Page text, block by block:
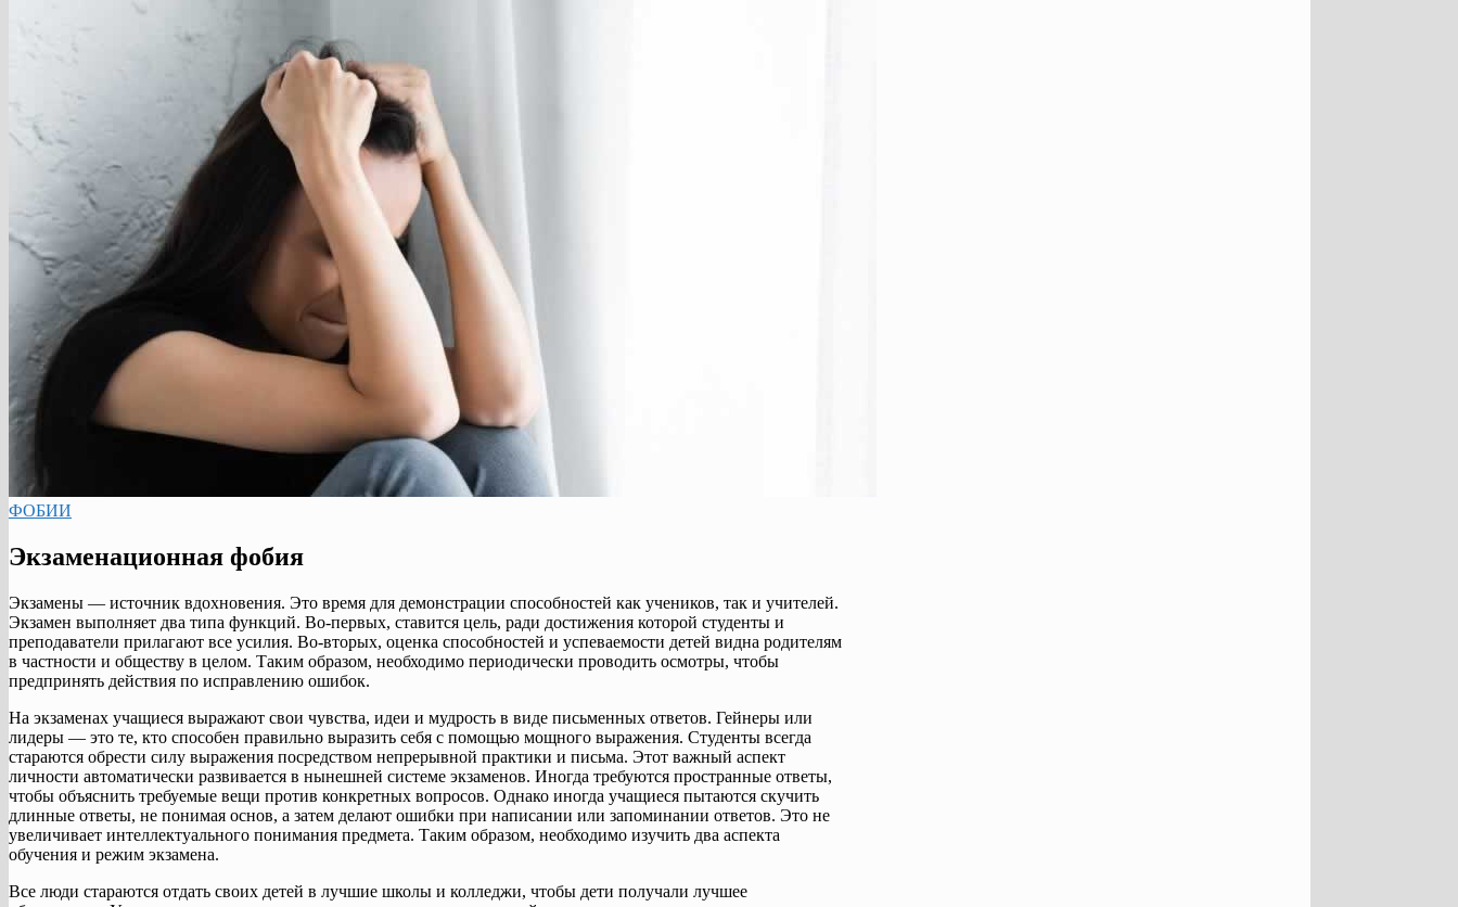
ФОБИИ
Экзаменационная фобия
Экзамены — источник вдохновения. Это время для демонстрации способностей как учеников, так и учителей.
Экзамен выполняет два типа функций. Во-первых, ставится цель, ради достижения которой студенты и
преподаватели прилагают все усилия. Во-вторых, оценка способностей и успеваемости детей видна родителям
в частности и обществу в целом. Таким образом, необходимо периодически проводить осмотры, чтобы
предпринять действия по исправлению ошибок.
На экзаменах учащиеся выражают свои чувства, идеи и мудрость в виде письменных ответов. Гейнеры или
лидеры — это те, кто способен правильно выразить себя с помощью мощного выражения. Студенты всегда
стараются обрести силу выражения посредством непрерывной практики и письма. Этот важный аспект
личности автоматически развивается в нынешней системе экзаменов. Иногда требуются пространные ответы,
чтобы объяснить требуемые вещи против конкретных вопросов. Однако иногда учащиеся пытаются скучить
длинные ответы, не понимая основ, а затем делают ошибки при написании или запоминании ответов. Это не
увеличивает интеллектуального понимания предмета. Таким образом, необходимо изучить два аспекта
обучения и режим экзамена.
Все люди стараются отдать своих детей в лучшие школы и колледжи, чтобы дети получали лучшее